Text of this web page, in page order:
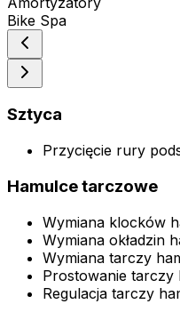
Bike Spa
Sztyca
Przycięcie rury
Hamulce tarczowe
Wymiana klocków
Wymiana okładzin
Wymiana tarczy
Prostowanie tarczy
Regulacja tarczy